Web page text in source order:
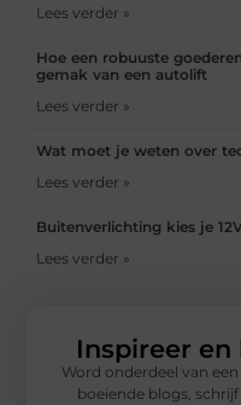
Lees verder »
Hoe een robuuste
gemak van een autolift
Lees verder »
Wat moet je weten over
Lees verder »
Buitenverlichting kies je
Lees verder »
Inspireer
Word onderdeel van
boeiende blogs,